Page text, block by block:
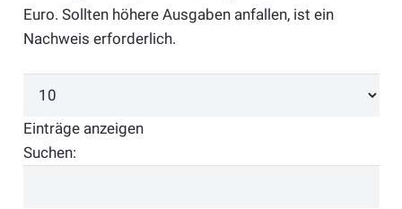
Euro. Sollten höhere Ausgaben anfallen, ist ein
Nachweis erforderlich.
Einträge anzeigen
Suchen: